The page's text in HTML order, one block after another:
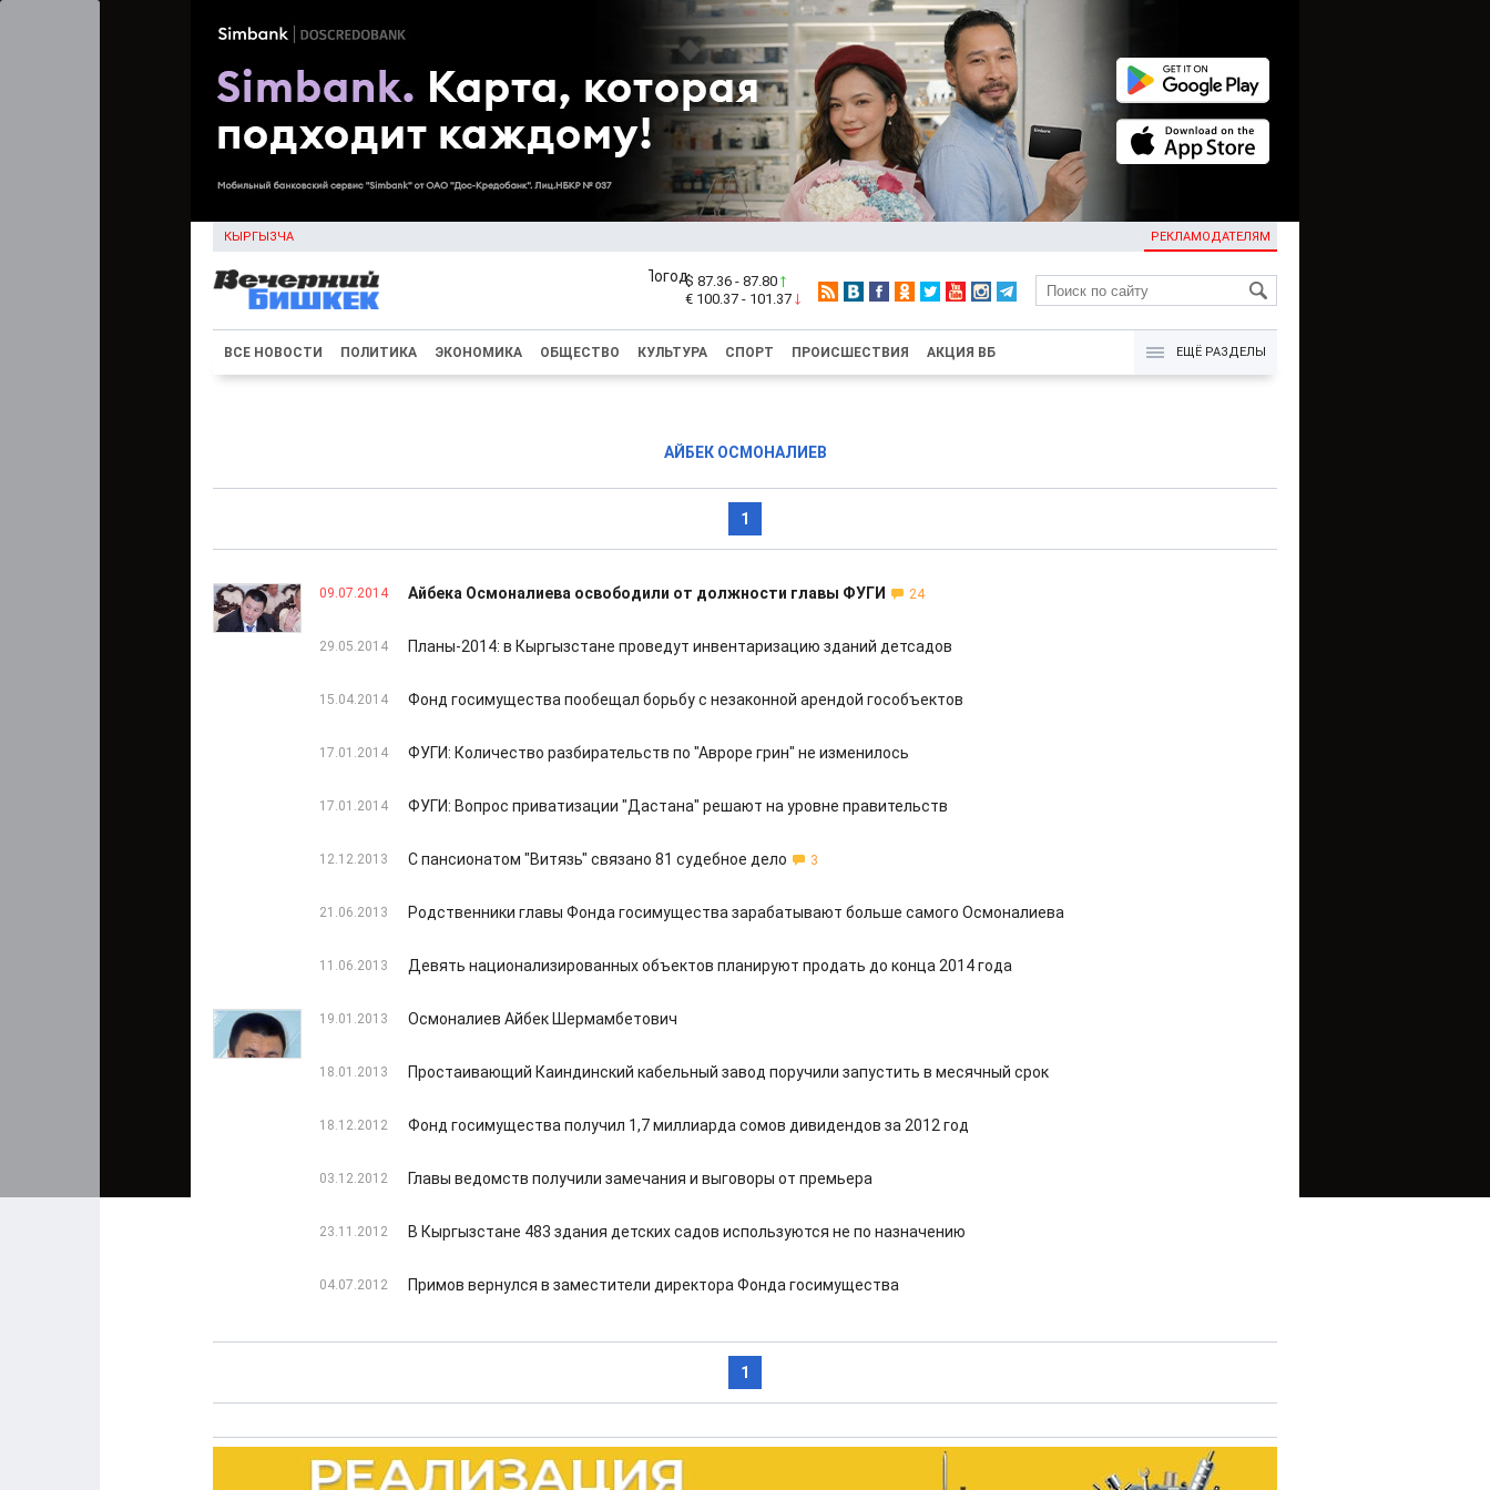
КЫРГЫЗЧА РЕКЛАМОДАТЕЛЯМ
KG
$ 87.36 - 87.80
€ 100.37 - 101.37
ВСЕ НОВОСТИ ПОЛИТИКА ЭКОНОМИКА ОБЩЕСТВО КУЛЬТУРА СПОРТ ПРОИСШЕСТВИЯ АКЦИЯ ВБ ЕЩЁ РАЗДЕЛЫ
АЙБЕК ОСМОНАЛИЕВ
1
09.07.2014 Айбека Осмоналиева освободили от должности главы ФУГИ 24
29.05.2014 Планы-2014: в Кыргызстане проведут инвентаризацию зданий детсадов
15.04.2014 Фонд госимущества пообещал борьбу с незаконной арендой гособъектов
17.01.2014 ФУГИ: Количество разбирательств по "Авроре грин" не изменилось
17.01.2014 ФУГИ: Вопрос приватизации "Дастана" решают на уровне правительств
12.12.2013 С пансионатом "Витязь" связано 81 судебное дело 3
21.06.2013 Родственники главы Фонда госимущества зарабатывают больше самого Осмоналиева
11.06.2013 Девять национализированных объектов планируют продать до конца 2014 года
19.01.2013 Осмоналиев Айбек Шермамбетович
18.01.2013 Простаивающий Каиндинский кабельный завод поручили запустить в месячный срок
18.12.2012 Фонд госимущества получил 1,7 миллиарда сомов дивидендов за 2012 год
03.12.2012 Главы ведомств получили замечания и выговоры от премьера
23.11.2012 В Кыргызстане 483 здания детских садов используются не по назначению
04.07.2012 Примов вернулся в заместители директора Фонда госимущества
1